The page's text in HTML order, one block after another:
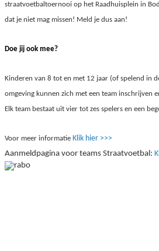
straatvoetbaltoernooi op het Raadhuisplein in
dat je niet mag missen! Meld je dus aan!
Doe jij ook mee?
Kinderen van 8 tot en met 12 jaar (of spelend in
omgeving kunnen zich met een team inschrijven
Elk team bestaat uit vier tot zes spelers en een
Voor meer informatie Klik hier >>>
Aanmeldpagina voor teams Straatvoetbal: